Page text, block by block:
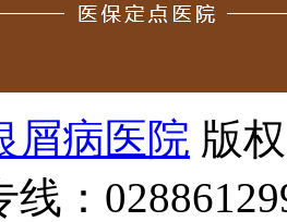
屑病医院 版
：